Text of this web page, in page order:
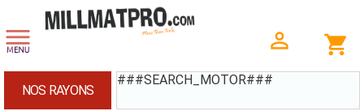
###SEARCH_MOTOR###
NOS RAYONS